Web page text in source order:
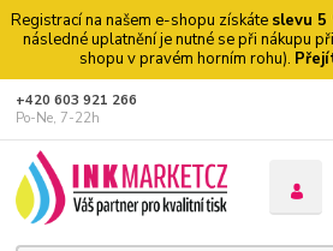
Registrací na našem e-shopu získáte slevu 5
následné uplatnění je nutné se při nákupu
shopu v pravém horním rohu).
+420 603 921 266
Po-Ne, 7-22h